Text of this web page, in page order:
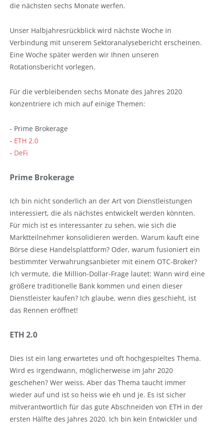
die nächsten sechs Monate werfen.
Unser Halbjahresrückblick wird nächste Woche in
Verbindung mit unserem Sektoranalysebericht erscheinen.
Eine Woche später werden wir Ihnen unseren
Rotationsbericht vorlegen.
Für die verbleibenden sechs Monate des Jahres 2020
konzentriere ich mich auf einige Themen:
- Prime Brokerage
- ETH 2.0
- DeFi
Prime Brokerage
Ich bin nicht sonderlich an der Art von Dienstleistungen
interessiert, die als nächstes entwickelt werden könnten.
Für mich ist es interessanter zu sehen, wie sich die
Marktteilnehmer konsolidieren werden. Warum kauft eine
Börse diese Handelsplattform? Oder, warum fusioniert ein
bestimmter Verwahrungsanbieter mit einem OTC-Broker?
Ich vermute, die Million-Dollar-Frage lautet: Wann wird eine
größere traditionelle Bank kommen und einen dieser
Dienstleister kaufen? Ich glaube, wenn dies geschieht, ist
das Rennen eröffnet!
ETH 2.0
Dies ist ein lang erwartetes und oft hochgespieltes Thema.
Wird es irgendwann, möglicherweise im Jahr 2020
geschehen? Wer weiss. Aber das Thema taucht immer
wieder auf und ist so heiss wie eh und je. Es ist sicher
mitverantwortlich für das gute Abschneiden von ETH in der
ersten Hälfte des Jahres 2020. Ich bin kein Entwickler und